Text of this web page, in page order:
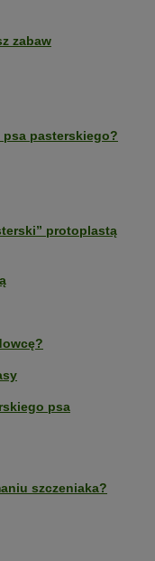
zabaw
pasterskiego?
protoplastą
psa
szczeniaka?